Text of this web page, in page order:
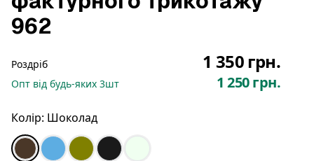
962
Роздріб 1 350 грн.
Опт від будь-яких 3шт 1 250 грн.
Колір: Шоколад